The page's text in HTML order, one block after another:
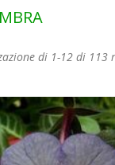
di 1-12 di 113